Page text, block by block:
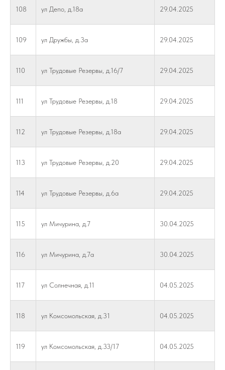
108 ул Депо, д.18а 29.04.2025
109 ул Дружбы, д.3а 29.04.2025
110 ул Трудовые Резервы, д.16/7 29.04.2025
111 ул Трудовые Резервы, д.18 29.04.2025
112 ул Трудовые Резервы, д.18а 29.04.2025
113 ул Трудовые Резервы, д.20 29.04.2025
114 ул Трудовые Резервы, д.6а 29.04.2025
115 ул Мичурина, д.7 30.04.2025
116 ул Мичурина, д.7а 30.04.2025
117 ул Солнечная, д.11 04.05.2025
118 ул Комсомольская, д.31 04.05.2025
119 ул Комсомольская, д.33/17 04.05.2025